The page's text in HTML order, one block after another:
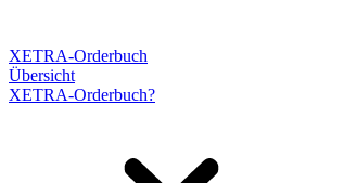
XETRA-Orderbuch
Übersicht
XETRA-Orderbuch?